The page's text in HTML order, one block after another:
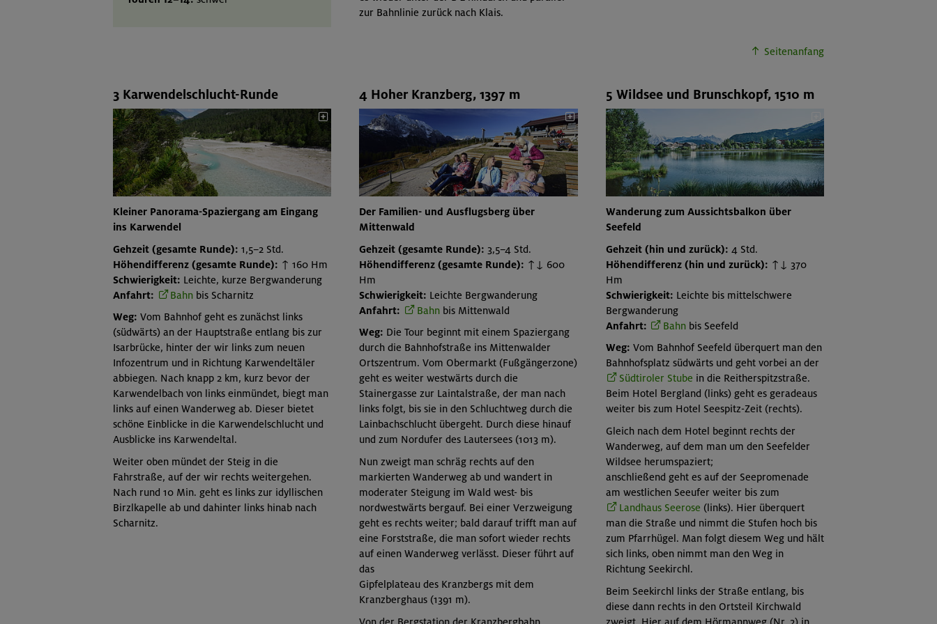
zur Bahnlinie zurück nach Klais.
Seitenanfang
3 Karwendelschlucht-Runde
Kleiner Panorama-Spaziergang am Eingang
ins Karwendel
Gehzeit (gesamte Runde): 1,5–2 Std.
Höhendifferenz (gesamte Runde): ↑ 160 Hm
Schwierigkeit: Leichte, kurze Bergwanderung
Anfahrt:
Bahn bis Scharnitz
Weg: Vom Bahnhof geht es zunächst links
(südwärts) an der Hauptstraße entlang bis zur
Isarbrücke, hinter der wir links zum neuen
Infozentrum und in Richtung Karwendeltäler
abbiegen. Nach knapp 2 km, kurz bevor der
Karwendelbach von links einmündet, biegt man
links auf einen Wanderweg ab. Dieser bietet
schöne Einblicke in die Karwendelschlucht und
Ausblicke ins Karwendeltal.
Weiter oben mündet der Steig in die
Fahrstraße, auf der wir rechts weitergehen.
Nach rund 10 Min. geht es links zur idyllischen
Birzlkapelle ab und dahinter links hinab nach
Scharnitz.
4 Hoher Kranzberg, 1397 m
Der Familien- und Ausflugsberg über
Mittenwald
Gehzeit (gesamte Runde): 3,5–4 Std.
Höhendifferenz (gesamte Runde): ↑↓ 600
Hm
Schwierigkeit: Leichte Bergwanderung
Anfahrt:
Bahnbis Mittenwald
Weg: Die Tour beginnt mit einem Spaziergang
durch die Bahnhofstraße ins Mittenwalder
Ortszentrum. Vom Obermarkt (Fußgängerzone)
geht es weiter westwärts durch die
Stainergasse zur Laintalstraße, der man nach
links folgt, bis sie in den Schluchtweg durch die
Lainbachschlucht übergeht. Durch diese hinauf
und zum Nordufer des Lautersees (1013 m).
Nun zweigt man schräg rechts auf den
markierten Wanderweg ab und wandert in
moderater Steigung im Wald west- bis
nordwestwärts bergauf. Bei einer Verzweigung
geht es rechts weiter; bald darauf trifft man auf
eine Forststraße, die man sofort wieder rechts
auf einen Wanderweg verlässt. Dieser führt auf
das
Gipfelplateau des Kranzbergs mit dem
Kranzberghaus (1391 m).
5 Wildsee und Brunschkopf, 1510 m
Wanderung zum Aussichtsbalkon über
Seefeld
Gehzeit (hin und zurück): 4 Std.
Höhendifferenz (hin und zurück): ↑↓ 370
Hm
Schwierigkeit: Leichte bis mittelschwere
Bergwanderung
Anfahrt:
Bahnbis Seefeld
Weg: Vom Bahnhof Seefeld überquert man den
Bahnhofsplatz südwärts und geht vorbei an der
Südtiroler Stube in die Reitherspitzstraße.
Beim Hotel Bergland (links) geht es geradeaus
weiter bis zum Hotel Seespitz-Zeit (rechts).
Gleich nach dem Hotel beginnt rechts der
Wanderweg, auf dem man um den Seefelder
Wildsee herumspaziert;
anschließend geht es auf der Seepromenade
am westlichen Seeufer weiter bis zum
Landhaus Seerose (links). Hier überquert
man die Straße und nimmt die Stufen hoch bis
zum Pfarrhügel. Man folgt diesem Weg und hält
sich links, oben nimmt man den Weg in
Richtung Seekirchl.
Beim Seekirchl links der Straße entlang, bis
diese dann rechts in den Ortsteil Kirchwald